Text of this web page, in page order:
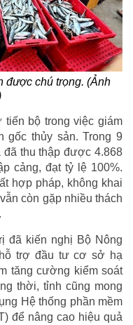
được chú trọng. (Ảnh
tiến bộ trong việc giám
gốc thủy sản. Trong 9
đã thu thập được 4.868
cảng, đạt tỷ lệ 100%.
hợp pháp, không khai
còn gặp nhiều thách
đã kiến nghị Bộ Nông
trợ đầu tư cơ sở hạ
tăng cường kiểm soát
thời, tỉnh cũng mong
Hệ thống phần mềm
để nâng cao hiệu quả